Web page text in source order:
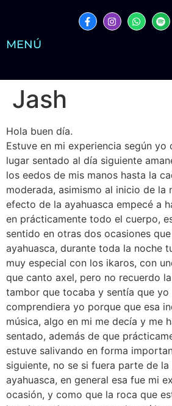
MENÚ
Jash
Hola buen día.
Estuve en mi experiencia según yo
lugar sentado al día siguiente
los eedos de mis manos hasta la
moderada, asimismo al inicio de la
efecto de la ayahuasca empecé a
en prácticamente todo el cuerpo,
sentido en otras dos ocasiones
ayahuasca, durante toda la noche
muy especial con los ikaros, con
que canto axel, pero no recuerdo
tambor que tocaba y sentía que yo
comprendiera yo porque que esa
música, algo en mi me decía y me
sentado, además de que
estuve salivando en forma
siguiente, no se si fuera parte de
ayahuasca, en general esa fue mi
ocasión, y como que la roca que